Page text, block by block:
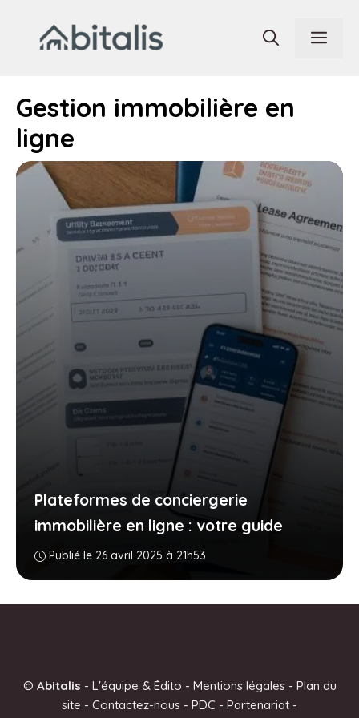
contenu
Gestion immobilière en
ligne
Plateformes de conciergerie
immobilière en ligne : votre guide
Publié le 26 avril 2025 à 21h53
© Abitalis - L'équipe & Édito - Mentions légales- Plan du
site - Contactez-nous - PDC - Partenariat -